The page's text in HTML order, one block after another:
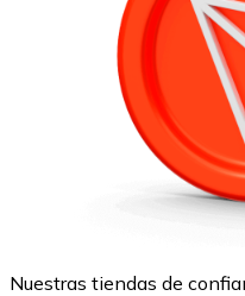
Nuestras tiendas de